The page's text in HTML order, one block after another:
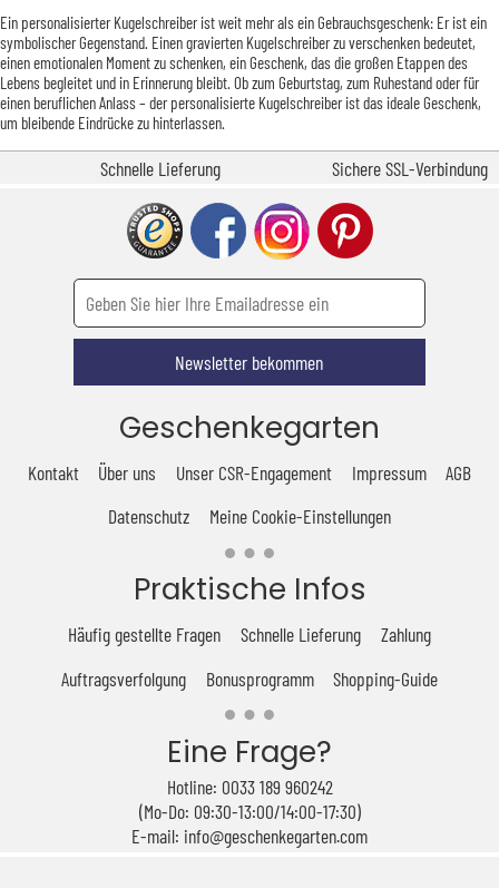
Ein personalisierter Kugelschreiber ist weit mehr als ein Gebrauchsgeschenk: Er ist ein
symbolischer Gegenstand. Einen gravierten Kugelschreiber zu verschenken bedeutet,
einen emotionalen Moment zu schenken, ein Geschenk, das die großen Etappen des
Lebens begleitet und in Erinnerung bleibt. Ob zum Geburtstag, zum Ruhestand oder für
einen beruflichen Anlass – der personalisierte Kugelschreiber ist das ideale Geschenk,
um bleibende Eindrücke zu hinterlassen.
Schnelle Lieferung Sichere SSL-Verbindung
Newsletter bekommen
Geschenkegarten
Kontakt Über uns Unser CSR-Engagement Impressum
AGB
Datenschutz
Meine Cookie-Einstellungen
Praktische Infos
Häufig gestellte Fragen Schnelle Lieferung
Zahlung
Auftragsverfolgung
Bonusprogramm Shopping-Guide
Eine Frage?
Hotline: 0033 189 960242
(Mo-Do: 09:30-13:00/14:00-17:30)
E-mail: info@geschenkegarten.com